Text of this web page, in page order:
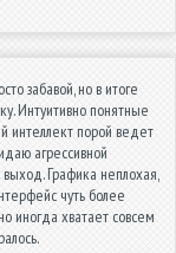
забавой, но в итоге
Интуитивно понятные
интеллект порой ведет
агрессивной
выход. Графика неплохая,
чуть более
иногда хватает совсем